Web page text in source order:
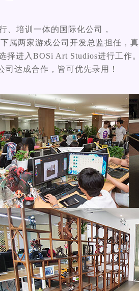
、培训一体的国际化公司，
两家游戏公司开发总监担任，
进入BOSi Art Studios进行工作。
达成合作，皆可优先录用！